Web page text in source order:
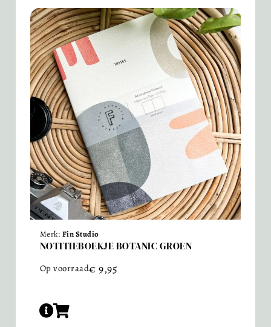
Merk: Fin Studio
NOTITIEBOEKJE BOTANIC GROEN
Op voorraad€ 9,95